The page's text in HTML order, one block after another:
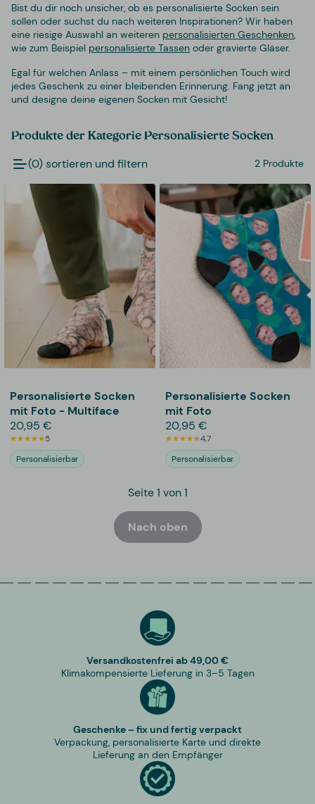
Bist du dir noch unsicher, ob es personalisierte Socken sein
sollen oder suchst du nach weiteren Inspirationen? Wir haben
eine riesige Auswahl an weiteren personalisierten Geschenken
wie zum Beispiel personalisierte Tassen oder gravierte Gläser.
Egal für welchen Anlass – mit einem persönlichen Touch wird
jedes Geschenk zu einer bleibenden Erinnerung. Fang jetzt an
und designe deine eigenen Socken mit Gesicht!
Produkte der Kategorie Personalisierte Socken
(0) sortieren und filtern 2 Produkte
Personalisierte Socken
mit Foto - Multiface
20,95 €
5
Personalisierbar
Personalisierte Socken
mit Foto
20,95 €
4,7
Personalisierbar
Seite 1 von 1
Nach oben
Versandkostenfrei ab 49,00 €
Klimakompensierte Lieferung in 3–5 Tagen
Geschenke – fix und fertig verpackt
Verpackung, personalisierte Karte und direkte
Lieferung an den Empfänger